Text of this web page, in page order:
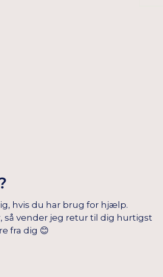
hvis du har brug for hjælp.
vender jeg retur til dig hurtigst
fra dig 😊